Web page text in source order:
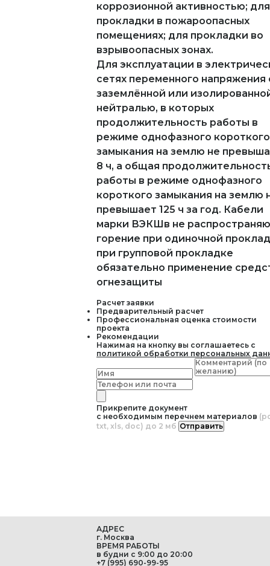
коррозионной активностью; для
прокладки в пожароопасных
помещениях; для прокладки во
взрывоопасных зонах.
Для эксплуатации в
сетях переменного напряжения
заземлённой или
нейтралью, в которых
продолжительность работы в
режиме однофазного короткого
замыкания на землю не
8 ч, а общая
работы в режиме однофазного
короткого замыкания на землю
превышает 125 ч за год. Кабели
марки ВЭКШв не
горение при одиночной
при групповой прокладке
обязательно применение
огнезащиты
Расчет заявки
Предварительный расчет
Профессиональная оценка стоимости
проекта
Рекомендации
Нажимая на кнопку вы соглашаетесь с
политикой обработки персональных
Прикрепите документ
с необходимым перечнем материалов
txt, xls, doc) до 2 мб Отправить
АДРЕС
г. Москва
ВРЕМЯ РАБОТЫ
в будни с 9:00 до 20:00
+7 (995) 690-99-95